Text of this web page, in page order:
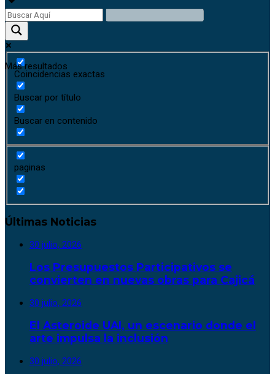
Más resultados
Coincidencias exactas
Buscar por título
Buscar en contenido
paginas
Últimas Noticias
30 julio, 2026
Los Presupuestos Participativos se
convierten en nuevas obras para Cajicá
30 julio, 2026
El Asteroide UAI, un escenario donde el
arte impulsa la inclusión
30 julio, 2026